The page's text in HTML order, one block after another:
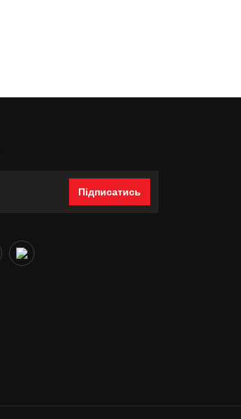
Підписатись